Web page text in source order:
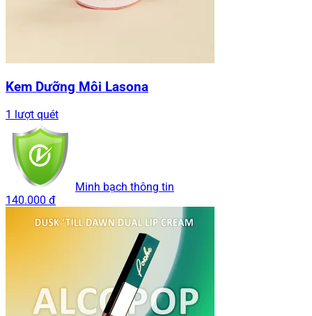
Kem Dưỡng Môi Lasona
1 lượt quét
Minh bạch thông tin
140.000 đ